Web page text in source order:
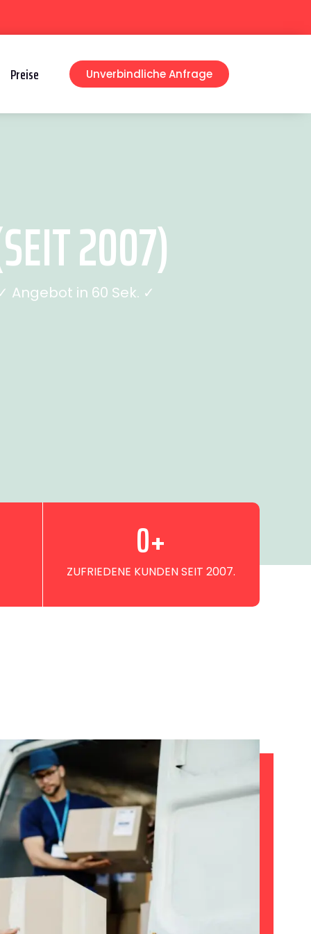
Preise Unverbindliche Anfrage
2007)
Angebot in 60 Sek. ✓
ZUFRIEDENE KUNDEN SEIT 2007.
0+